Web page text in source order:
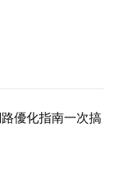
優化指南一次搞